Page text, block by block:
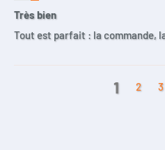
Très bien
Tout est parfait : la commande,
1 2 3